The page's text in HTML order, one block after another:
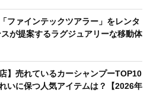
ファインテックツアラー」をレンタ
が提案するラグジュアリーな移動体
店】売れているカーシャンプーTOP10
れいに保つ人気アイテムは？【2026年